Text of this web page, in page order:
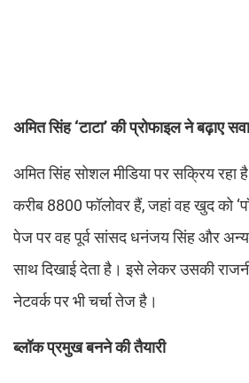
अमित सिंह ‘टाटा’ की प्रोफाइल ने बढ़ाए
अमित सिंह सोशल मीडिया पर सक्रिय
करीब 8800 फॉलोवर हैं, जहां वह खुद को
पेज पर वह पूर्व सांसद धनंजय सिंह और
साथ दिखाई देता है। इसे लेकर उसकी
नेटवर्क पर भी चर्चा तेज है।
ब्लॉक प्रमुख बनने की तैयारी